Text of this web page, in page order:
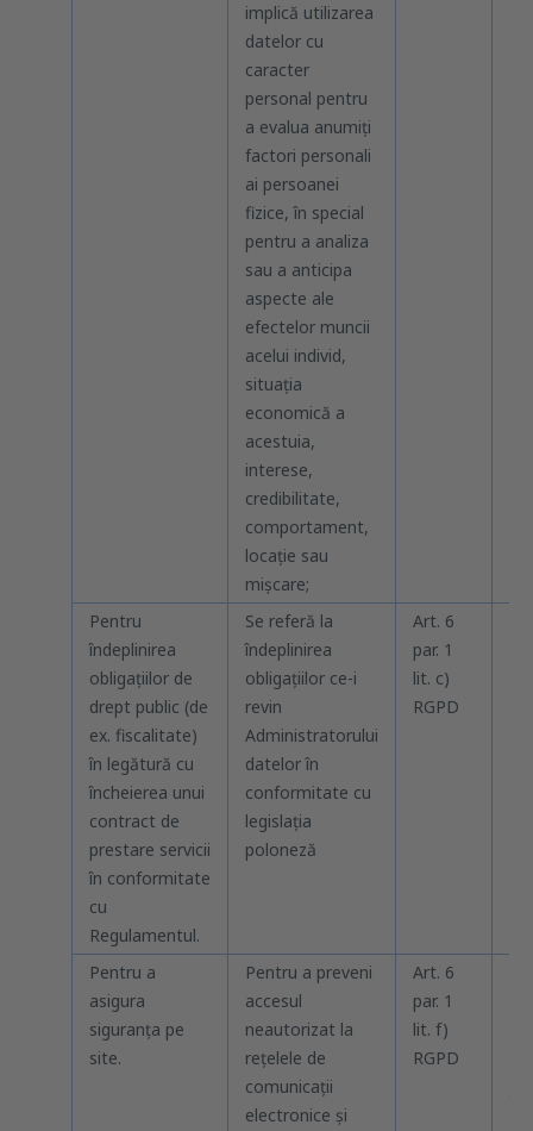
implică utilizarea
datelor cu
caracter
personal pentru
a evalua anumiți
factori personali
ai persoanei
fizice, în special
pentru a analiza
sau a anticipa
aspecte ale
efectelor muncii
acelui individ,
situația
economică a
acestuia,
interese,
credibilitate,
comportament,
locație sau
mișcare;
Pentru
îndeplinirea
obligațiilor de
drept public (de
ex. fiscalitate)
în legătură cu
încheierea unui
contract de
prestare servicii
în conformitate
cu
Regulamentul.
Se referă la
îndeplinirea
obligațiilor ce-i
revin
Administratorului
datelor în
conformitate cu
legislaţia
poloneză
Art. 6
par. 1
lit. c)
RGPD
Pentru a
asigura
siguranța pe
site.
Pentru a preveni
accesul
neautorizat la
rețelele de
comunicații
electronice și
Art. 6
par. 1
lit. f)
RGPD